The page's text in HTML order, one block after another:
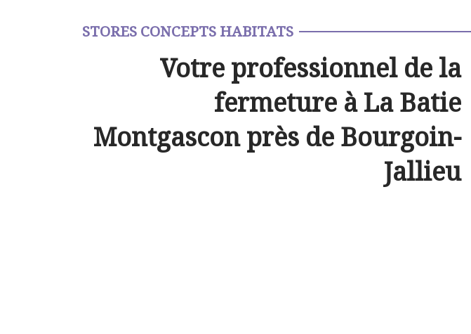
STORES CONCEPTS HABITATS
Votre professionnel de la
fermeture à La Batie
Montgascon près de Bourgoin-
Jallieu